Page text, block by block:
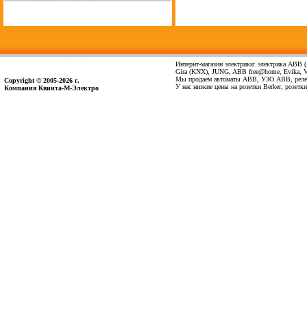
Copyright © 2005-2026 г.
Компания Квинта-М-Электро
Интернт-магазин электрики: электрика
Gira (KNX), JUNG, ABB free@home, Evika,
Мы продаем автоматы ABB, УЗО ABB, реле
У нас низкие цены на розетки Berker,